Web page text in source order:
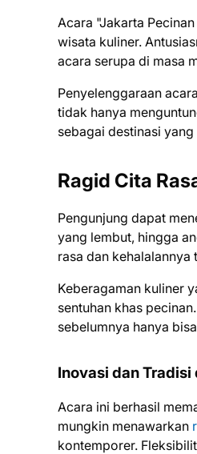
Acara "Jakarta
wisata kuliner.
acara serupa di masa
Penyelenggaraan
tidak hanya
sebagai destinasi
Ragid Cita
Pengunjung dapat
yang lembut, hingga
rasa dan
Keberagaman kuliner
sentuhan khas
sebelumnya hanya
Inovasi dan Tradisi
Acara ini berhasil
mungkin menawarkan
kontemporer.